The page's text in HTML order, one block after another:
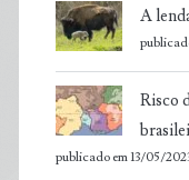
A
Risco
publicado em 13/05/